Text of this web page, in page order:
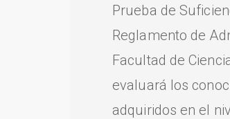
Prueba de
Reglamento de
Facultad de
evaluará los
adquiridos en el